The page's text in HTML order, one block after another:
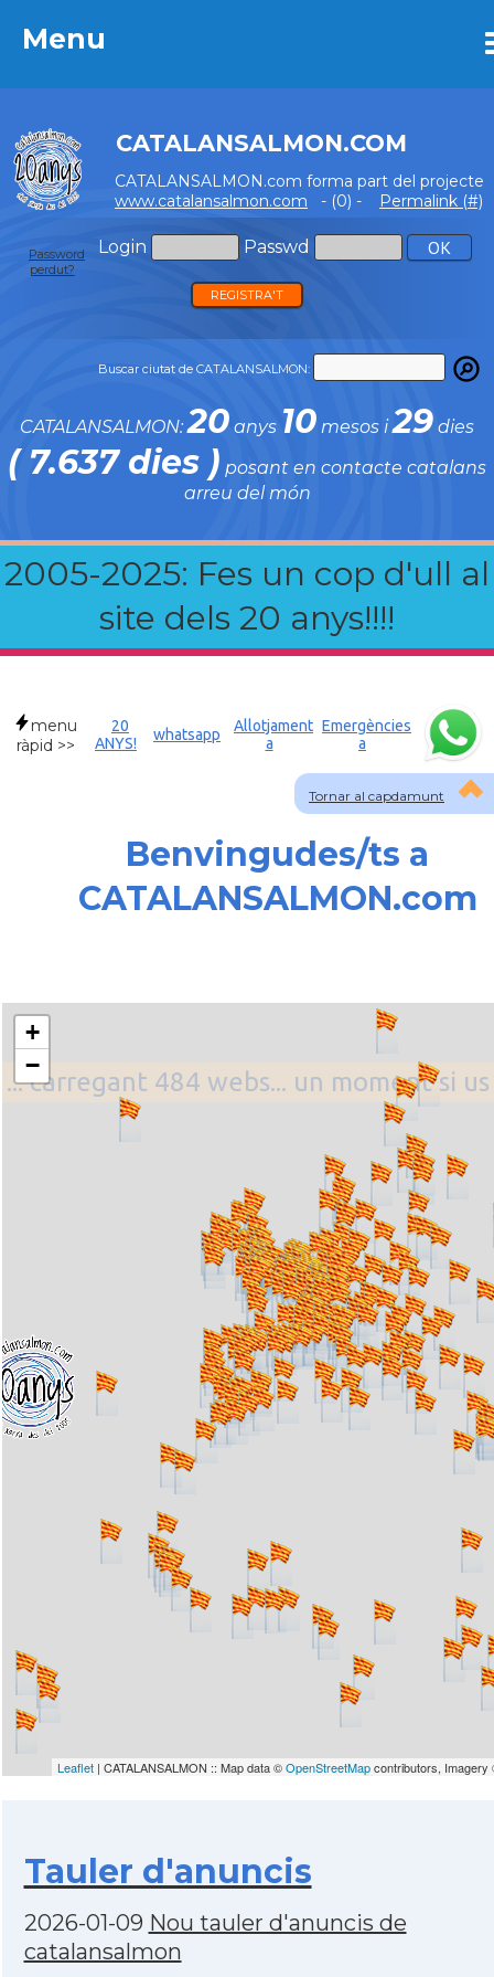
Menu
CATALANSALMON.COM
CATALANSALMON.com forma part del projecte
www.catalansalmon.com - (0) - Permalink (#)
Login Passwd
Password
perdut?
REGISTRA'T
Buscar ciutat de CATALANSALMON:
CATALANSALMON:20 anys 10 mesos i29 dies
( 7.637 dies ) posant en contacte catalans
arreu del món
2005-2025: Fes un cop d'ull al
site dels 20 anys!!!!
Menu
Tornar al capdamunt
menu
ràpid >>
20
ANYS!
whatsapp
Allotjament
a
Emergències
a
Benvingudes/ts a
CATALANSALMON.com
... carregant 484 webs... un moment si
+
−
Leaflet | CATALANSALMON :: Map data ©OpenStreetMapcontributors,
Tauler d'anuncis
2026-01-09 Nou tauler d'anuncis de
catalansalmon